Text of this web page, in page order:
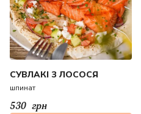
СУВЛАКІ З ЛОСОСЯ
шпинат
530 грн